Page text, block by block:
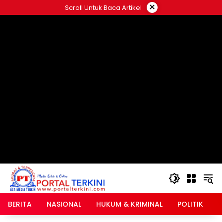
ke
Scroll Untuk Baca Artikel ×
BERITA NASIONAL HUKUM & KRIMINAL POLITIK